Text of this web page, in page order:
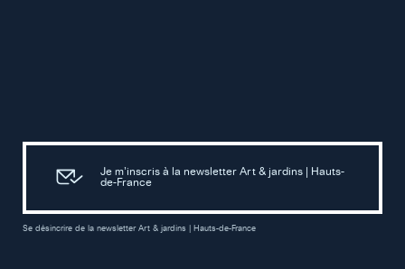
Je m’inscris à la newsletter Art & jardins | Hauts-
de-France
Se désincrire de la newsletter Art & jardins | Hauts-de-France